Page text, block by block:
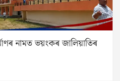
নামত ভয়ংকৰ জালিয়াতিৰ